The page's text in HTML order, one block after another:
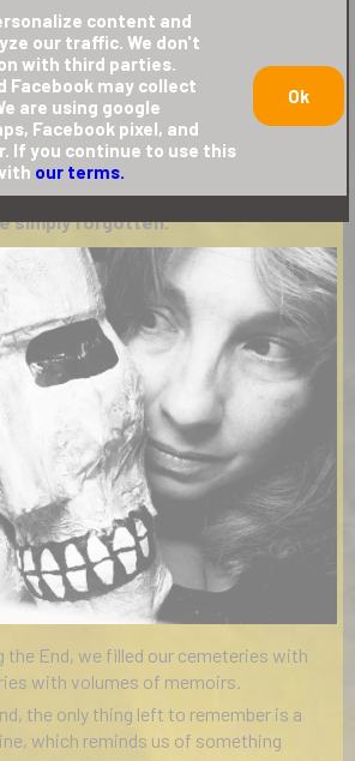
και παλαιότερος performer του
us between life and non-life. At
non-Being.
pain of death. And oblivion –
be carried away in coffins. We are
simply forgotten.
the End, we filled our cemeteries with
with volumes of memoirs.
the only thing left to remember is a
which reminds us of something
content and
our traffic. We don't
with third parties.
Facebook may collect
are using google
Facebook pixel, and
If you continue to use this
our terms.
Ok